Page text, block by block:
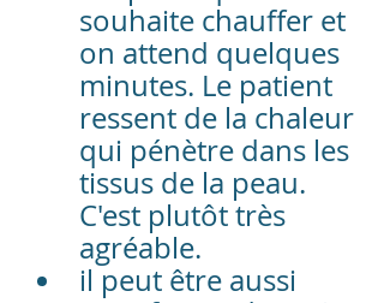
souhaite chauffer et
on attend quelques
minutes. Le patient
ressent de la chaleur
qui pénètre dans les
tissus de la peau.
C'est plutôt très
agréable.
il peut être aussi